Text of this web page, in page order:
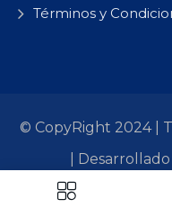
Términos y
© CopyRight 2024 |
|